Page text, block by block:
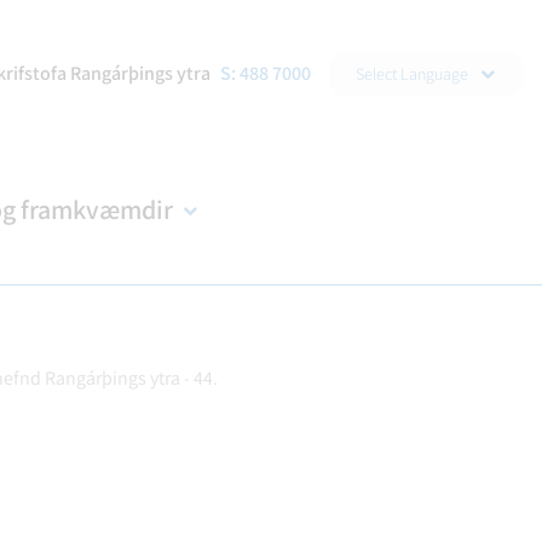
framkvæmdir
Rangárþings ytra S: 488 7000 Select Language
Rangárþings ytra - 44.